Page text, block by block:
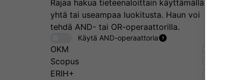
Rajaa hakua tieteenaloittain käyttämällä
yhtä tai useampaa luokitusta. Haun voi
tehdä AND- tai OR-operaattorilla.
Käytä AND-operaattoria
OKM
Scopus
ERIH+